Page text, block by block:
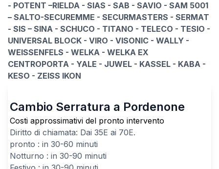
- POTENT –RIELDA - SIAS - SAB - SAVIO - SAM 5001
– SALTO-SECUREMME - SECURMASTERS - SERMAT
- SIS – SINA - SCHUCO - TITANO - TELECO - TESIO -
UNIVERSAL BLOCK - VIRO - VISONIC - WALLY -
WEISSENFELS - WELKA - WELKA EX
CENTROPORTA - YALE - JUWEL - KASSEL - KABA -
KESO - ZEISS IKON
Cambio Serratura a Pordenone
Costi approssimativi del pronto intervento
Diritto di chiamata: Dai 35E ai 70E.
pronto : in 30-60 minuti
Notturno : in 30-90 minuti